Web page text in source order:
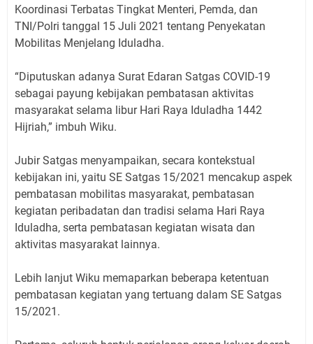
Koordinasi Terbatas Tingkat Menteri, Pemda, dan
TNI/Polri tanggal 15 Juli 2021 tentang Penyekatan
Mobilitas Menjelang Iduladha.
“Diputuskan adanya Surat Edaran Satgas COVID-19
sebagai payung kebijakan pembatasan aktivitas
masyarakat selama libur Hari Raya Iduladha 1442
Hijriah,” imbuh Wiku.
Jubir Satgas menyampaikan, secara kontekstual
kebijakan ini, yaitu SE Satgas 15/2021 mencakup aspek
pembatasan mobilitas masyarakat, pembatasan
kegiatan peribadatan dan tradisi selama Hari Raya
Iduladha, serta pembatasan kegiatan wisata dan
aktivitas masyarakat lainnya.
Lebih lanjut Wiku memaparkan beberapa ketentuan
pembatasan kegiatan yang tertuang dalam SE Satgas
15/2021.